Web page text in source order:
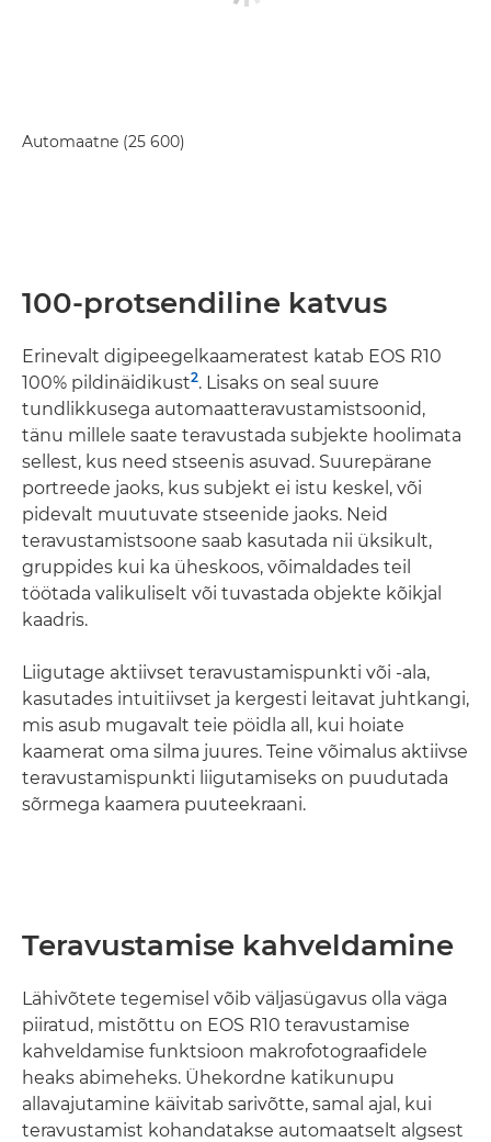
Automaatne (25 600)
100-protsendiline katvus
Erinevalt digipeegelkaameratest katab EOS R10
100% pildinäidikust2. Lisaks on seal suure
tundlikkusega automaatteravustamistsoonid,
tänu millele saate teravustada subjekte hoolimata
sellest, kus need stseenis asuvad. Suurepärane
portreede jaoks, kus subjekt ei istu keskel, või
pidevalt muutuvate stseenide jaoks. Neid
teravustamistsoone saab kasutada nii üksikult,
gruppides kui ka üheskoos, võimaldades teil
töötada valikuliselt või tuvastada objekte kõikjal
kaadris.
Liigutage aktiivset teravustamispunkti või -ala,
kasutades intuitiivset ja kergesti leitavat juhtkangi,
mis asub mugavalt teie pöidla all, kui hoiate
kaamerat oma silma juures. Teine võimalus aktiivse
teravustamispunkti liigutamiseks on puudutada
sõrmega kaamera puuteekraani.
Teravustamise kahveldamine
Lähivõtete tegemisel võib väljasügavus olla väga
piiratud, mistõttu on EOS R10 teravustamise
kahveldamise funktsioon makrofotograafidele
heaks abimeheks. Ühekordne katikunupu
allavajutamine käivitab sarivõtte, samal ajal, kui
teravustamist kohandatakse automaatselt algsest